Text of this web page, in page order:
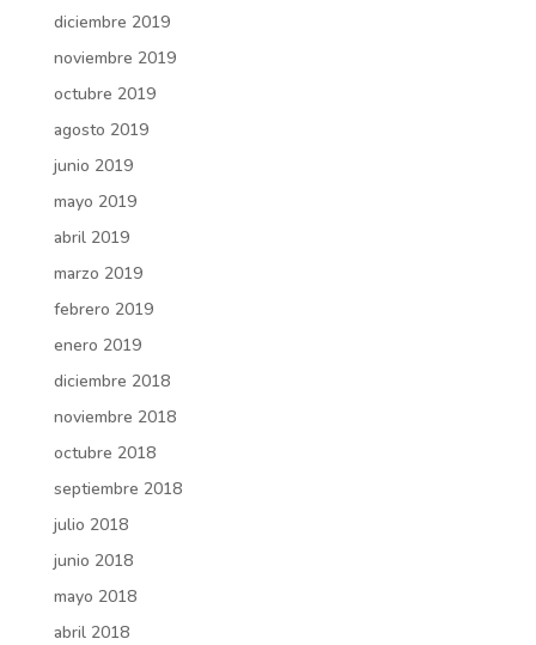
diciembre 2019
noviembre 2019
octubre 2019
agosto 2019
junio 2019
mayo 2019
abril 2019
marzo 2019
febrero 2019
enero 2019
diciembre 2018
noviembre 2018
octubre 2018
septiembre 2018
julio 2018
junio 2018
mayo 2018
abril 2018